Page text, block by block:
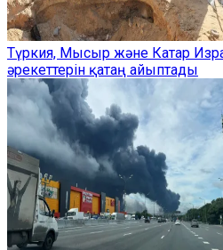
Түркия, Мысыр және Катар
әрекеттерін қатаң айыптады